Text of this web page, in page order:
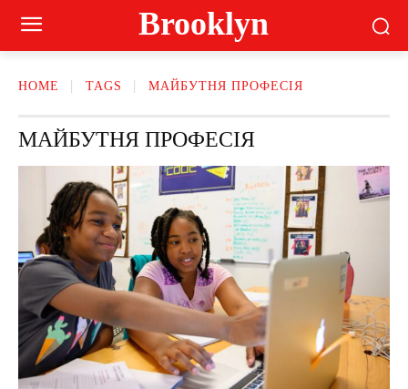
Brooklyn
HOME TAGS МАЙБУТНЯ ПРОФЕСІЯ
МАЙБУТНЯ ПРОФЕСІЯ